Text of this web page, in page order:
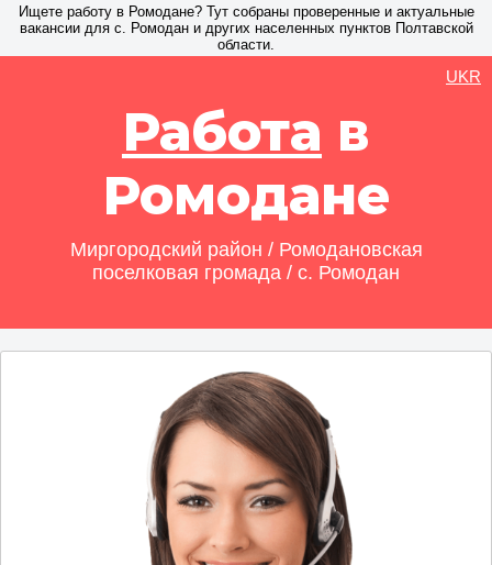
Ищете работу в Ромодане? Тут собраны проверенные и актуальные
вакансии для с. Ромодан и других населенных пунктов Полтавской
области.
Работа в
Ромодане
Миргородский район / Ромодановская
поселковая громада / с. Ромодан
UKR